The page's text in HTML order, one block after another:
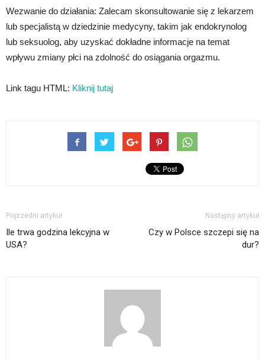
Wezwanie do działania: Zalecam skonsultowanie się z lekarzem
lub specjalistą w dziedzinie medycyny, takim jak endokrynolog
lub seksuolog, aby uzyskać dokładne informacje na temat
wpływu zmiany płci na zdolność do osiągania orgazmu.
Link tagu HTML: Kliknij tutaj
Poprzedni artykuł
Ile trwa godzina lekcyjna w
USA?
Następny artykuł
Czy w Polsce szczepi się na
dur?